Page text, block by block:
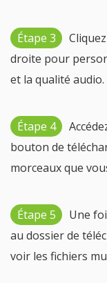
Étape 3
droite pour
et la qualité audio.
Étape 4
bouton de
morceaux que
Étape 5
Une
au dossier de
voir les fichiers